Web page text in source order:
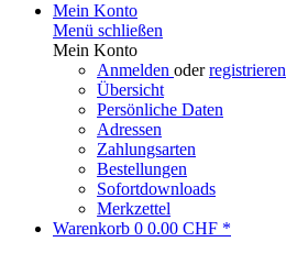
Mein Konto
Menü schließen
Mein Konto
Anmelden oderregistrieren
Übersicht
Persönliche Daten
Adressen
Zahlungsarten
Bestellungen
Sofortdownloads
Merkzettel
Warenkorb 0 0.00 CHF *